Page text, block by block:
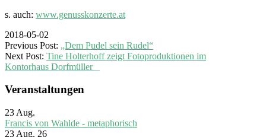
s. auch: www.genusskonzerte.at
2018-05-02
Previous Post: „Dem Pudel sein Rudel“
Next Post: Tine Holterhoff zeigt Fotoproduktionen im
Kontorhaus Dorfmüller
Veranstaltungen
23 Aug.
Francis von Wahlde - metaphorisch
23 Aug. 26